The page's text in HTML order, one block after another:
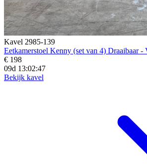
Kavel 2985-139
Eetkamerstoel Kenny (set van 4) Draaibaar -
€ 198
09d 13:02:45
Bekijk kavel